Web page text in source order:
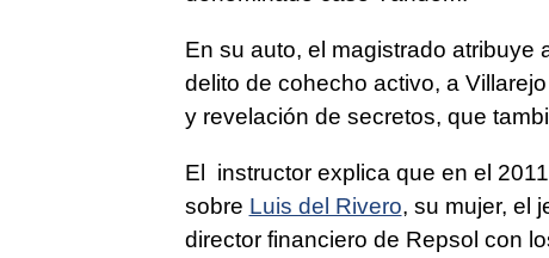
En su auto, el magistrado atribuye
delito de cohecho activo, a
y revelación de secretos, que
El instructor explica que en el
sobre Luis del Rivero, su mujer, el
director financiero de Repsol con